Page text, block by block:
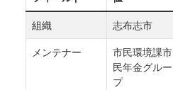
組織
志布志市
メンテナー
市民環境課市
民年金グルー
プ